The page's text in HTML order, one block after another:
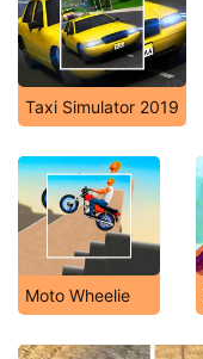
Taxi Simulator 2019
Moto Wheelie